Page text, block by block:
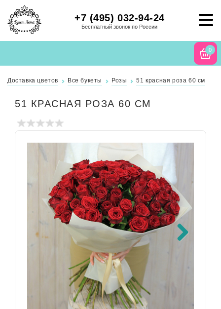
+7 (495) 032-94-24
Бесплатный звонок по России
0
Доставка цветов Все букеты Розы 51 красная роза 60 см
51 КРАСНАЯ РОЗА 60 СМ